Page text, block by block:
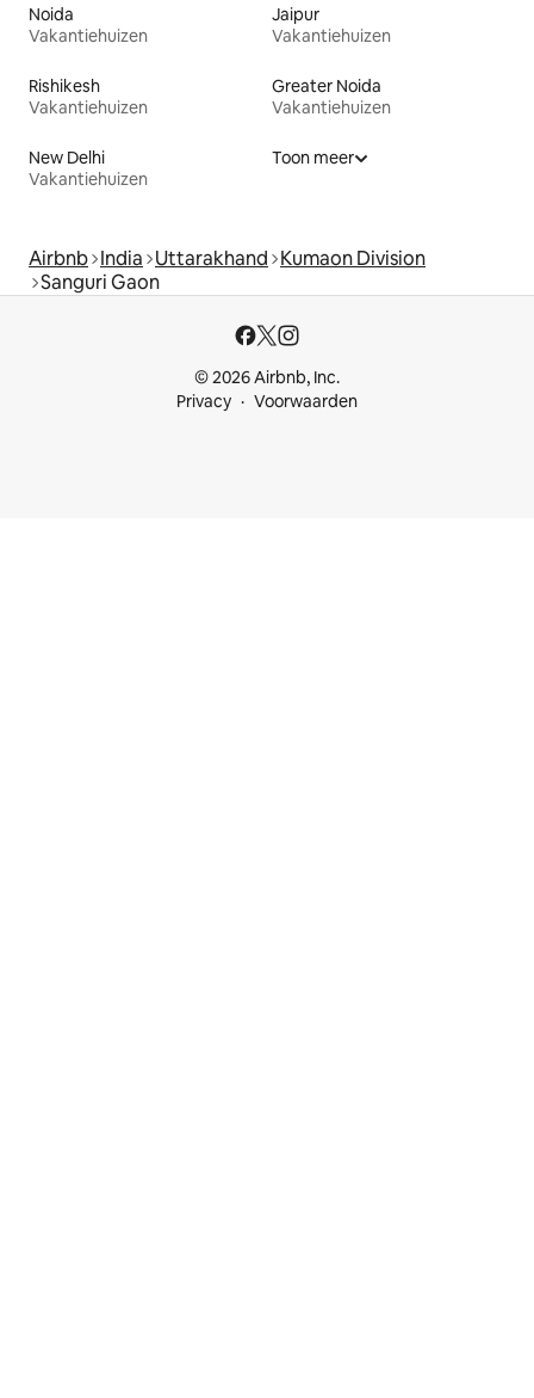
Noida
Vakantiehuizen
Jaipur
Vakantiehuizen
Rishikesh
Vakantiehuizen
Greater Noida
Vakantiehuizen
New Delhi
Vakantiehuizen
Toon meer
Airbnb India Uttarakhand Kumaon Division
Sanguri Gaon
© 2026 Airbnb, Inc.
Privacy
Voorwaarden